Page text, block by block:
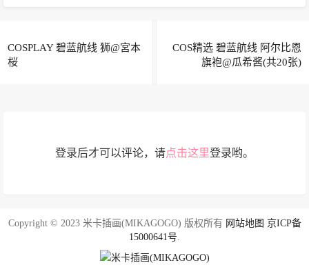
COSPLAY 碧蓝航线 狮@宮本
桜
COS精选 碧蓝航线 阿尔比恩
旗袍@瓜希酱(共20张)
登录后才可以评论，请点击这里登录哟。
Copyright © 2023 米卡插画(MIKAGOGO) 版权所有 网站地图 京ICP备
15000641号